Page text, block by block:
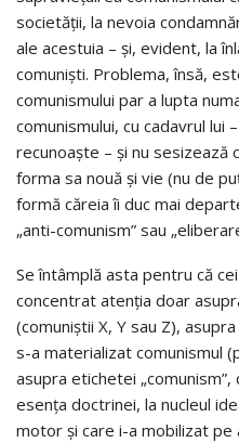
societății, la nevoia
ale acestuia – și, evident, la
comuniști. Problema, însă,
comunismului par a lupta
comunismului, cu cadavrul lui
recunoaște – și nu sesizează
forma sa nouă și vie (nu de
formă căreia îi duc mai
„anti-comunism” sau
Se întâmplă asta pentru că
concentrat atenția doar
(comuniștii X, Y sau Z),
s-a materializat comunismul
asupra etichetei
esența doctrinei, la nucleul
motor și care i-a mobilizat pe